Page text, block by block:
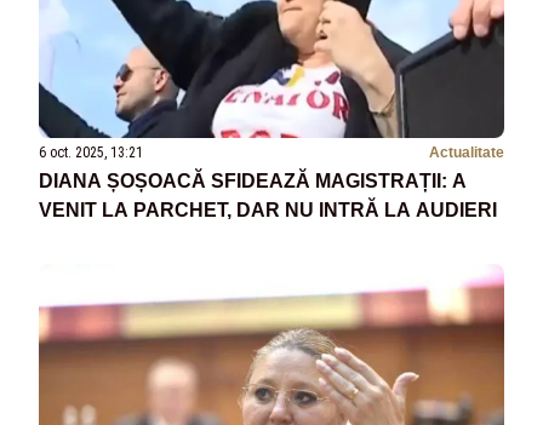
6 oct. 2025, 13:21 Actualitate
DIANA ȘOȘOACĂ SFIDEAZĂ MAGISTRAȚII: A
VENIT LA PARCHET, DAR NU INTRĂ LA AUDIERI